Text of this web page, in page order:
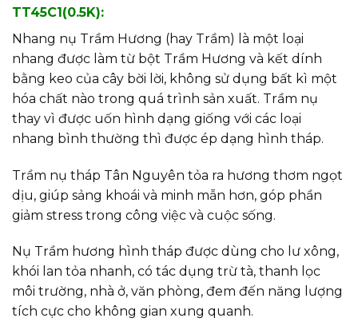
TT45C1(0.5K):
Nhang nụ Trầm Hương (hay Trầm) là một loại
nhang được làm từ bột Trầm Hương và kết dính
bằng keo của cây bời lời, không sử dụng bất kì một
hóa chất nào trong quá trình sản xuất. Trầm nụ
thay vì được uốn hình dạng giống với các loại
nhang bình thường thì được ép dạng hình tháp.
Trầm nụ tháp Tân Nguyên tỏa ra hương thơm ngọt
dịu, giúp sảng khoái và minh mẫn hơn, góp phần
giảm stress trong công việc và cuộc sống.
Nụ Trầm hương hình tháp được dùng cho lư xông,
khói lan tỏa nhanh, có tác dụng trừ tà, thanh lọc
môi trường, nhà ở, văn phòng, đem đến năng lượng
tích cực cho không gian xung quanh.